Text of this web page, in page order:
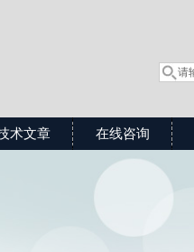
术文章 在线咨询